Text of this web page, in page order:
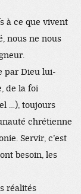
à ce que vivent
nous ne nous
par Dieu lui-
de la foi
…), toujours
chrétienne
Servir, c’est
besoin, les
réalités